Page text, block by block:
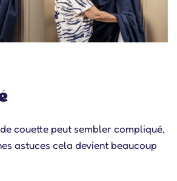
couette peut sembler compliqué,
astuces cela devient beaucoup